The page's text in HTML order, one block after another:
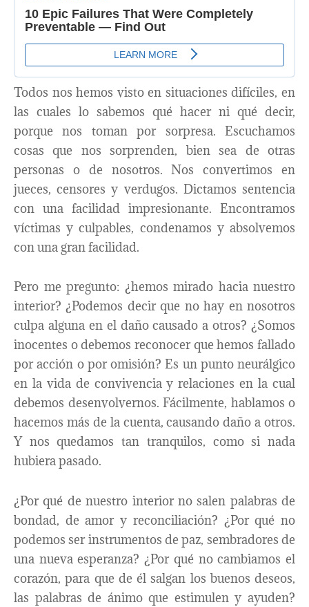
Todos nos hemos visto en situaciones difíciles, en
las cuales lo sabemos qué hacer ni qué decir,
porque nos toman por sorpresa. Escuchamos
cosas que nos sorprenden, bien sea de otras
personas o de nosotros. Nos convertimos en
jueces, censores y verdugos. Dictamos sentencia
con una facilidad impresionante. Encontramos
víctimas y culpables, condenamos y absolvemos
con una gran facilidad.
Pero me pregunto: ¿hemos mirado hacia nuestro
interior? ¿Podemos decir que no hay en nosotros
culpa alguna en el daño causado a otros? ¿Somos
inocentes o debemos reconocer que hemos fallado
por acción o por omisión? Es un punto neurálgico
en la vida de convivencia y relaciones en la cual
debemos desenvolvernos. Fácilmente, hablamos o
hacemos más de la cuenta, causando daño a otros.
Y nos quedamos tan tranquilos, como si nada
hubiera pasado.
¿Por qué de nuestro interior no salen palabras de
bondad, de amor y reconciliación? ¿Por qué no
podemos ser instrumentos de paz, sembradores de
una nueva esperanza? ¿Por qué no cambiamos el
corazón, para que de él salgan los buenos deseos,
las palabras de ánimo que estimulen y ayuden?